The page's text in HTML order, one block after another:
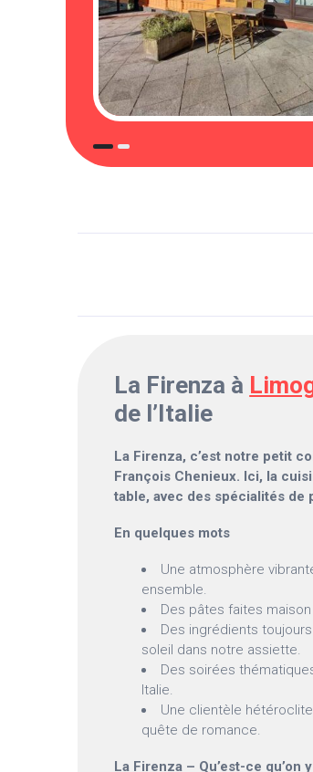
La Firenza à
de l’Italie
La Firenza, c’est notre petit
François Chenieux. Ici, la
table, avec des spécialités de
En quelques mots
Une atmosphère
ensemble.
Des pâtes faites
Des ingrédients
soleil dans notre assiette.
Des soirées
Italie.
Une clientèle
quête de romance.
La Firenza – Qu’est-ce qu’on